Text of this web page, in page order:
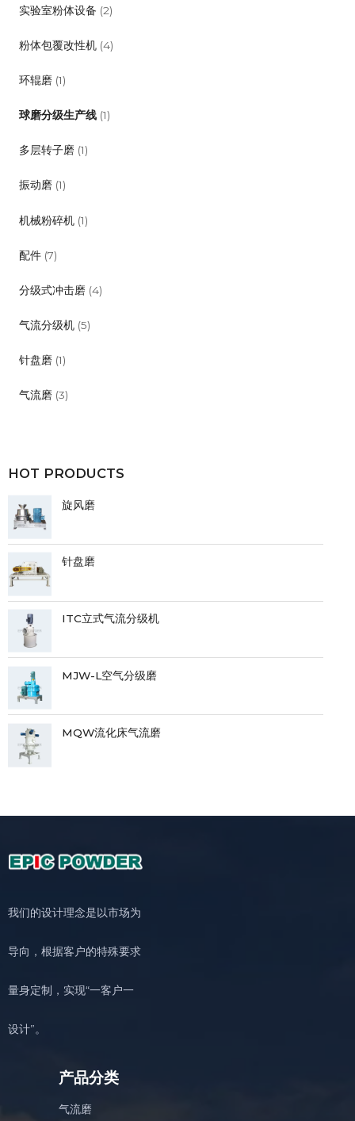
实验室粉体设备 (2)
粉体包覆改性机 (4)
环辊磨 (1)
球磨分级生产线 (1)
多层转子磨 (1)
振动磨 (1)
机械粉碎机 (1)
配件 (7)
分级式冲击磨 (4)
气流分级机 (5)
针盘磨 (1)
气流磨 (3)
HOT PRODUCTS
旋风磨
针盘磨
ITC立式气流分级机
MJW-L空气分级磨
MQW流化床气流磨
我们的设计理念是以市场为
导向，根据客户的特殊要求
量身定制，实现“一客户一
设计”。
产品分类
气流磨